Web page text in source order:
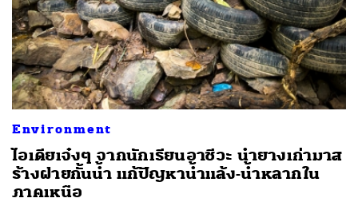
Environment
ไอเดียเจ๋งๆ จากนักเรียนอาชีวะ นำยางเก่ามาส
ร้างฝายกั้นน้ำ แก้ปัญหาน้ำแล้ง-น้ำหลากใน
ภาคเหนือ